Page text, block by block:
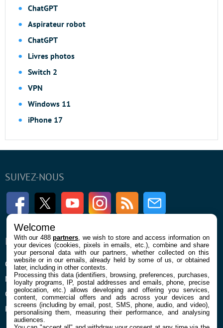
ChatGPT
Aspirateur robot
ChatGPT
Livres photos
Switch 2
VPN
Windows 11
iPhone 17
SUIVEZ-NOUS
FacebookTwitter Youtube InstagramRSS Newsletter
ENTREPRISE
Qui sommes nous
Mentions légales et CGU
Confidentialité et Cookies
Préférences cookies
À PROPOS
La rédaction
Contact
Welcome
With our 488partners , we wish to store and access information on
your devices (cookies, pixels in emails, etc.), combine and share
your personal data with our partners, whether collected on this
website or in our emails, already held by some of us, or obtained
later, including in other contexts.
Processing this data (identifiers, browsing, preferences, purchases,
loyalty programs, IP, postal addresses and emails, phone, precise
geolocation, etc.) allows developing and offering you services,
content, commercial offers and ads across your devices and
screens (including by email, post, SMS, phone, audio, and video),
personalising them, measuring their performance, and analysing
audiences.